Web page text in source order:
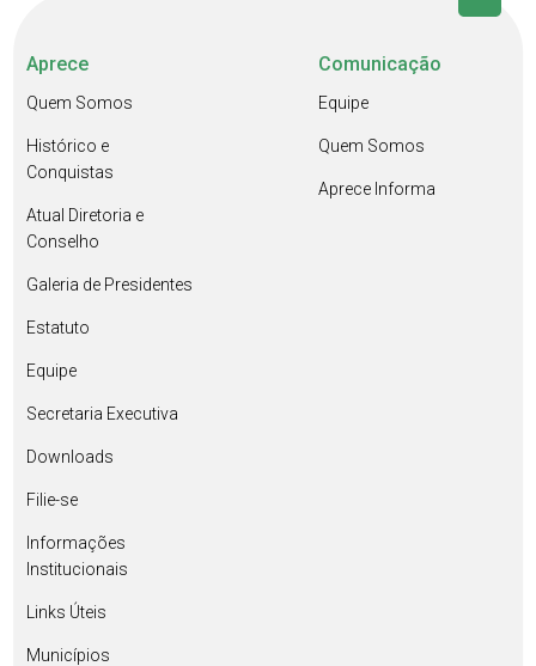
Aprece
Quem Somos
Histórico e
Conquistas
Atual Diretoria e
Conselho
Galeria de Presidentes
Estatuto
Equipe
Secretaria Executiva
Downloads
Filie-se
Informações
Institucionais
Links Úteis
Municípios
Comunicação
Equipe
Quem Somos
Aprece Informa